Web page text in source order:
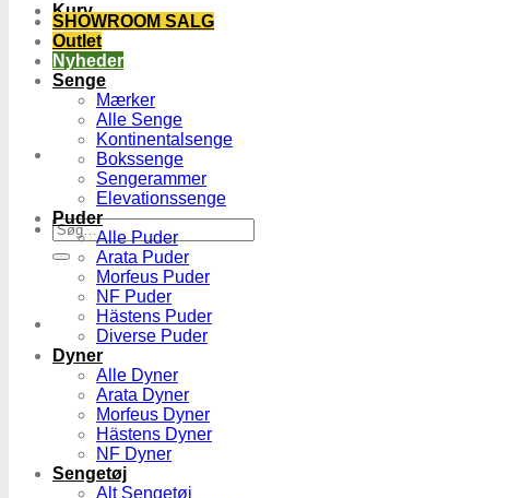
Kurv
Søg
efter:
SHOWROOM SALG
Outlet
Nyheder
Senge
Mærker
Alle Senge
Kontinentalsenge
Bokssenge
Sengerammer
Elevationssenge
Puder
Alle Puder
Arata Puder
Morfeus Puder
NF Puder
Hästens Puder
Diverse Puder
Dyner
Alle Dyner
Arata Dyner
Morfeus Dyner
Hästens Dyner
NF Dyner
Sengetøj
Alt Sengetøj